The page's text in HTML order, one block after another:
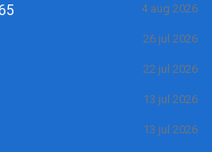
4 aug 2026
26 jul 2026
22 jul 2026
13 jul 2026
13 jul 2026